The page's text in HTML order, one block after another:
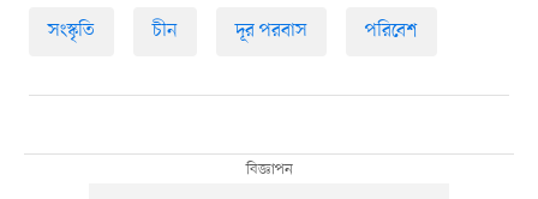
সংস্কৃতি চীন দূর পরবাস পরিবেশ